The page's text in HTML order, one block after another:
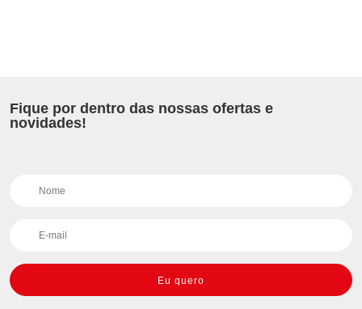
Fique por dentro das nossas ofertas e
novidades!
Eu quero